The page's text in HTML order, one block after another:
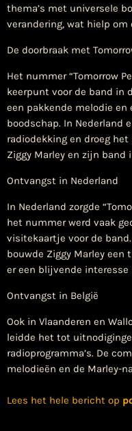
thema’s met universele
verandering, wat hielp
De doorbraak met
Het nummer “Tomorrow
keerpunt voor de band in
een pakkende melodie
boodschap. In Nederland
radiodekking en droeg
Ziggy Marley en zijn band
Ontvangst in Nederland
In Nederland zorgde
het nummer werd vaak
visitekaartje voor de
bouwde Ziggy Marley
er een blijvende
Ontvangst in België
Ook in Vlaanderen en
leidde het tot
radioprogramma’s. De
melodieën en de Marley-
Lees het hele bericht op